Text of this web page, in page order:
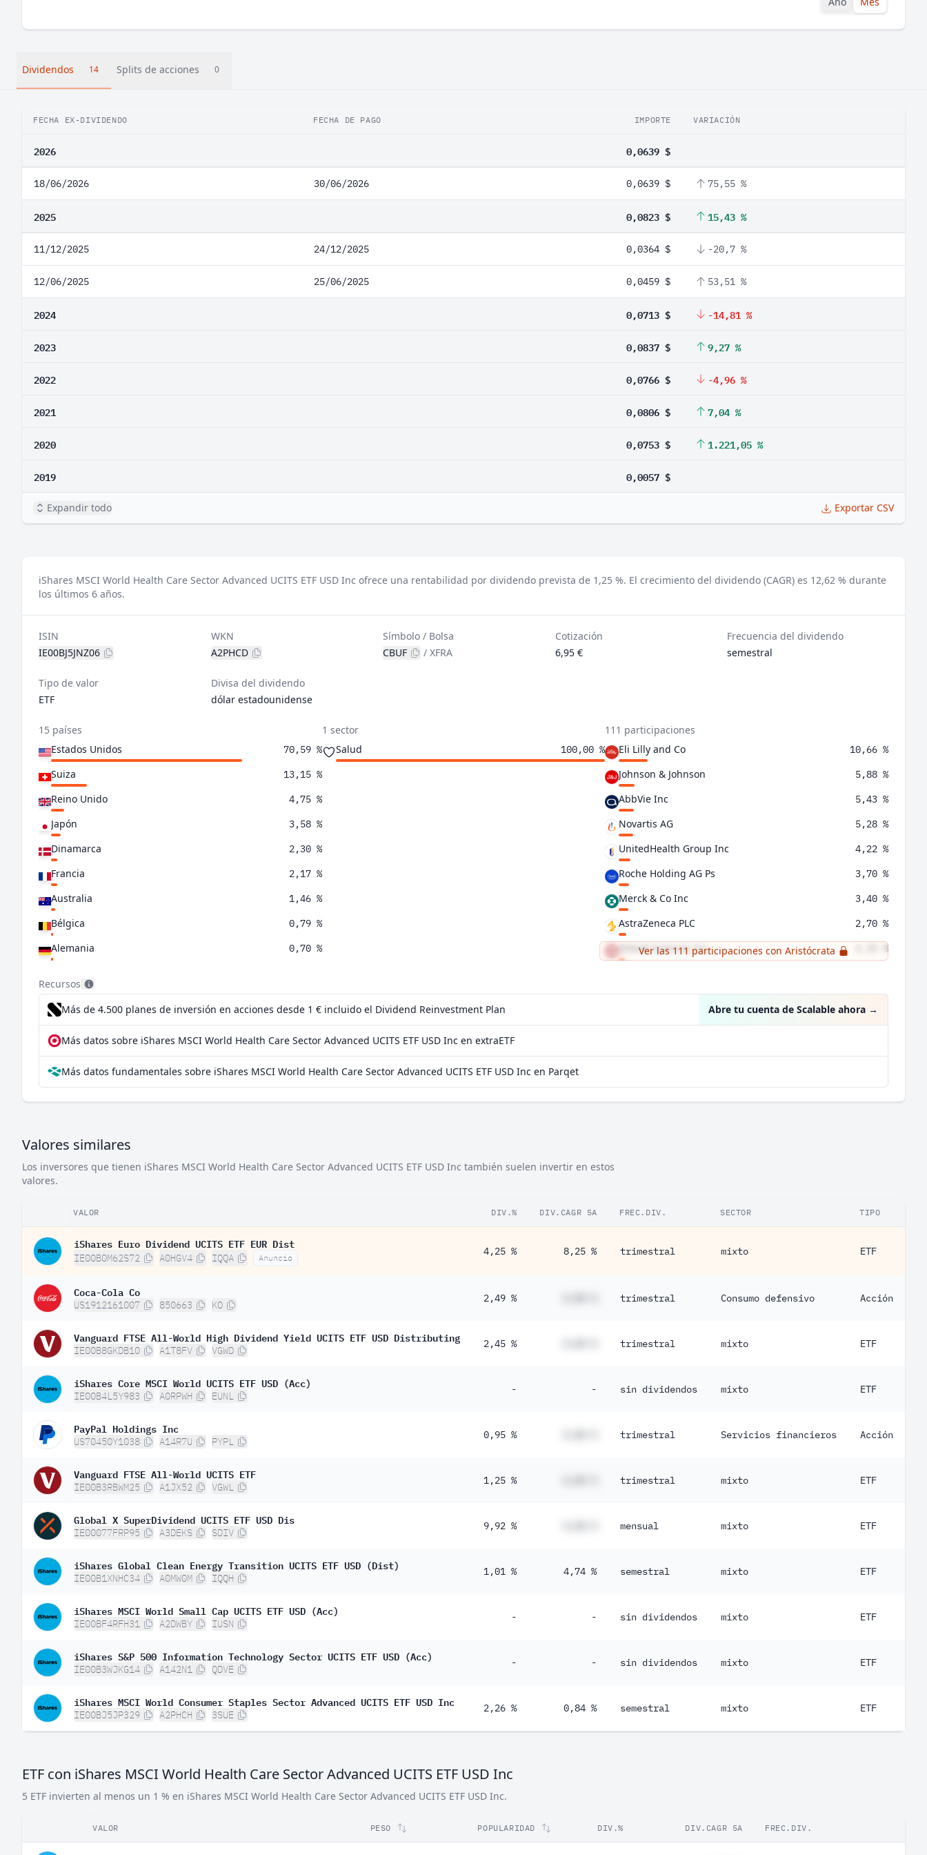
Dividendos 14 Splits de acciones 0
FECHA EX-DIVIDENDO FECHA DE PAGO IMPORTE VARIACIÓN
2026 0,0639 $
18/06/2026 30/06/2026 0,0639 $ 75,55 %
2025 0,0823 $ 15,43 %
11/12/2025 24/12/2025 0,0364 $ -20,7 %
12/06/2025 25/06/2025 0,0459 $ 53,51 %
2024 0,0713 $ -14,81 %
2023 0,0837 $ 9,27 %
2022 0,0766 $ -4,96 %
2021 0,0806 $ 7,04 %
2020 0,0753 $ 1.221,05 %
2019 0,0057 $
Expandir todo Exportar CSV
iShares MSCI World Health Care Sector Advanced UCITS ETF USD Inc ofrece una rentabilidad por dividendo prevista de 1,25 %. El crecimiento del dividendo (CAGR) es 12,62 % durante
los últimos 6 años.
ISIN
IE00BJ5JNZ06
WKN
A2PHCD
Símbolo / Bolsa
CBUF
/XFRA
Cotización
6,95 €
Frecuencia del dividendo
semestral
Tipo de valor
ETF
Divisa del dividendo
dólar estadounidense
15 países
Estados Unidos
70,59 %
Suiza 13,15 %
Reino Unido 4,75 %
Japón 3,58 %
Dinamarca 2,30 %
Francia 2,17 %
Australia 1,46 %
Bélgica 0,79 %
Alemania 0,70 %
Israel 0,12 %
Países Bajos 0,066 %
Finlandia 0,062 %
Nueva Zelanda 0,043 %
1 sector
Salud
100,00 %
111 participaciones
Eli Lilly and Co
10,66 %
Johnson & Johnson 5,88 %
AbbVie Inc 5,43 %
Novartis AG 5,28 %
UnitedHealth Group Inc 4,22 %
Roche Holding AG Ps 3,70 %
Merck & Co Inc 3,40 %
AstraZeneca PLC 2,70 %
Gilead Sciences Inc 2,33 %
Ver las 111 participaciones con Aristócrata
Recursos
Más de 4.500 planes de inversión en acciones desde 1 € incluido el Dividend Reinvestment Plan Abre tu cuenta de Scalable ahora →
Más datos sobre iShares MSCI World Health Care Sector Advanced UCITS ETF USD Inc en extraETF
Más datos fundamentales sobre iShares MSCI World Health Care Sector Advanced UCITS ETF USD Inc en Parqet
Valores similares
Los inversores que tienen iShares MSCI World Health Care Sector Advanced UCITS ETF USD Inc también suelen invertir en estos
valores.
VALOR DIV.% DIV.CAGR 5A FREC.DIV. SECTOR TIPO
iShares Euro Dividend UCITS ETF EUR Dist
IE00B0M62S72 A0HGV4 IQQA Anuncio
4,25 % 8,25 % trimestral mixto ETF
Coca-Cola Co
US1912161007 850663 KO
2,49 % trimestral Consumo defensivo Acción
Vanguard FTSE All-World High Dividend Yield UCITS ETF USD Distributing
IE00B8GKDB10 A1T8FV VGWD
2,45 % trimestral mixto ETF
iShares Core MSCI World UCITS ETF USD (Acc)
IE00B4L5Y983 A0RPWH EUNL
- - sin dividendos mixto ETF
PayPal Holdings Inc
US70450Y1038 A14R7U PYPL
0,95 % trimestral Servicios financieros Acción
Vanguard FTSE All-World UCITS ETF
IE00B3RBWM25 A1JX52 VGWL
1,25 % trimestral mixto ETF
Global X SuperDividend UCITS ETF USD Dis
IE00077FRP95 A3DEKS SDIV
9,92 % mensual mixto ETF
iShares Global Clean Energy Transition UCITS ETF USD (Dist)
IE00B1XNHC34 A0MW0M IQQH
1,01 % 4,74 % semestral mixto ETF
iShares MSCI World Small Cap UCITS ETF USD (Acc)
IE00BF4RFH31 A2DWBY IUSN
- - sin dividendos mixto ETF
iShares S&P 500 Information Technology Sector UCITS ETF USD (Acc)
IE00B3WJKG14 A142N1 QDVE
- - sin dividendos mixto ETF
iShares MSCI World Consumer Staples Sector Advanced UCITS ETF USD Inc
IE00BJ5JP329 A2PHCH 3SUE
2,26 % 0,84 % semestral mixto ETF
ETF con iShares MSCI World Health Care Sector Advanced UCITS ETF USD Inc
5 ETF invierten al menos un 1 % en iShares MSCI World Health Care Sector Advanced UCITS ETF USD Inc.
VALOR PESO POPULARIDAD DIV.% DIV.CAGR 5A FREC.DIV.